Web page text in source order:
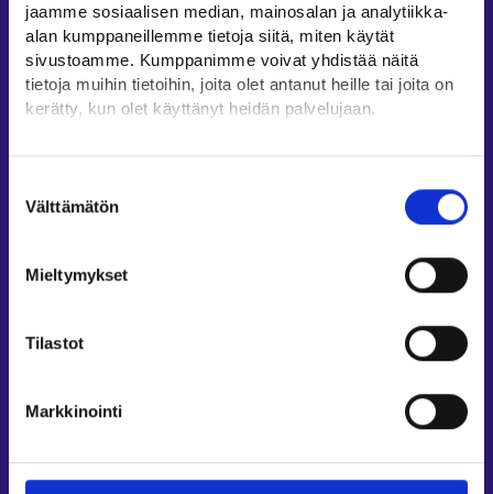
jaamme sosiaalisen median, mainosalan ja analytiikka-
alan kumppaneillemme tietoja siitä, miten käytät
sivustoamme. Kumppanimme voivat yhdistää näitä
tietoja muihin tietoihin, joita olet antanut heille tai joita on
kerätty, kun olet käyttänyt heidän palvelujaan.
Löydät tietoa evästeiden käyttötarkoituksista
Lue tarkemmin
valinta
Välttämätön
Mieltymykset
Tilastot
Markkinointi
Yritys- ja työnantaja-asiakkaan neuvontapalvelut
Asiointi- ja Oma työpolku -osioiden ohjeet
Tuki ja palaute
Työ- ja elinkeinoministeriö⁠
Osaamispolku⁠
Seuraa meitä
LinkedIn⁠